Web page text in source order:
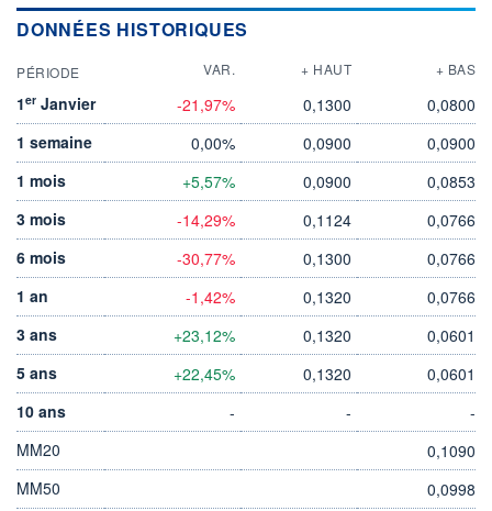
DONNÉES HISTORIQUES
PÉRIODE VAR. + HAUT + BAS
1er Janvier -21,97% 0,1300
0,0800
1 semaine
0,00% 0,0900
0,0900
1 mois
+5,57% 0,0900
0,0853
3 mois
-14,29% 0,1124
0,0766
6 mois
-30,77% 0,1300
0,0766
1 an
-1,42% 0,1320
0,0766
3 ans
+23,12% 0,1320
0,0601
5 ans
+22,45% 0,1320
0,0601
10 ans
- -
-
MM20
0,1090
MM50
0,0998